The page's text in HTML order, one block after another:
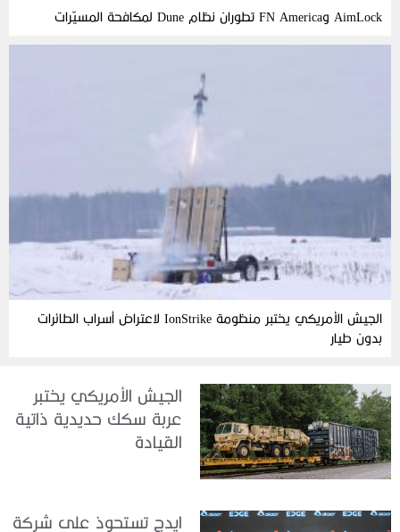
AimLock وFN America تطوران نظام Dune لمكافحة المسيّرات
الجيش الأمريكي يختبر منظومة IonStrike لاعتراض أسراب الطائرات
بدون طيار
الجيش الأمريكي يختبر
عربة سكك حديدية ذاتية
القيادة
ايدج تستحوذ على شركة